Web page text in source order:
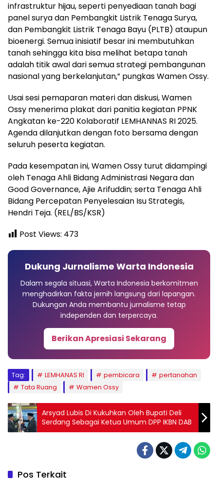
infrastruktur hijau, seperti penyediaan tanah bagi
panel surya dan Pembangkit Listrik Tenaga Surya,
dan Pembangkit Listrik Tenaga Bayu (PLTB) ataupun
bioenergi. Semua inisiatif besar ini membutuhkan
tanah sehingga kita bisa melihat betapa tanah
adalah titik awal dari semua strategi pembangunan
nasional yang berkelanjutan,” pungkas Wamen Ossy.
Usai sesi pemaparan materi dan diskusi, Wamen
Ossy menerima plakat dari panitia kegiatan PPNK
Angkatan ke-220 Kolaboratif LEMHANNAS RI 2025.
Agenda dilanjutkan dengan foto bersama dengan
seluruh peserta kegiatan.
Pada kesempatan ini, Wamen Ossy turut didampingi
oleh Tenaga Ahli Bidang Administrasi Negara dan
Good Governance, Ajie Arifuddin; serta Tenaga Ahli
Bidang Percepatan Penyelesaian Isu Strategis,
Hendri Teja. (REL/BS/KSR)
Post Views: 473
Dukung Jurnalisme Warta Indonesia
Dalam segala situasi, Warta Indonesia berkomitmen
menghadirkan fakta jernih langsung dari lapangan.
Dukungan Anda membantu jurnalisme tetap
independen dan terpercaya.
Berikan Apresiasi Sekarang
Tag: LEMHANAS RI pembicara
pertanahan
Tata Ruang
Wamen Ossy
Arsyad Lubis Di Kukuhkan Oleh Bupati Deli
Serdang Sebagai Ketua Umum DPP IKBN DAB
Pos Terkait